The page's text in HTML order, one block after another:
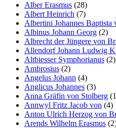
Alber Erasmus (28)
Albert Heinrich (7)
Albertini Johannes Baptista
Albinus Johann Georg (2)
Albrecht der Jüngere von
Allendorf Johann Ludwig
Altbiesser Symphorianus (2)
Ambrosius (2)
Angelus Johann (4)
Anglicus Johannes (3)
Anna Gräfin von Stolberg
Annwyl Fritz Jacob von (4)
Anton Ulrich Herzog von
Arends Wilhelm Erasmus